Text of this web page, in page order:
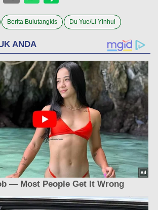
Berita Bulutangkis Du Yue/Li Yinhui